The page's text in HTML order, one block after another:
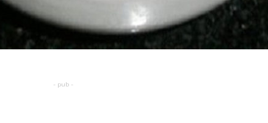
- pub -